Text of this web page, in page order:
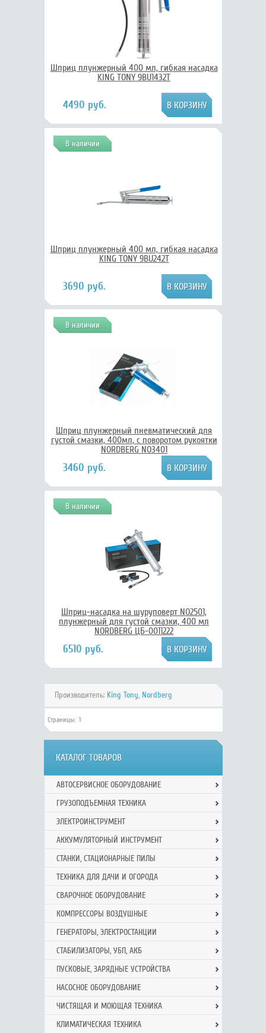
Шприц плунжерный 400 мл, гибкая насадка
KING TONY 9BU1432T
4490 руб.
В наличии
Шприц плунжерный 400 мл, гибкая насадка
KING TONY 9BU242T
3690 руб.
В наличии
Шприц плунжерный пневматический для
густой смазки, 400мл, с поворотом рукоятки
NORDBERG NO3401
3460 руб.
В наличии
Шприц-насадка на шуруповерт NO2501,
плунжерный для густой смазки, 400 мл
NORDBERG ЦБ-0011222
6510 руб.
Производитель: King Tony, Nordberg
Страницы: 1
КАТАЛОГ ТОВАРОВ
АВТОСЕРВИСНОЕ ОБОРУДОВАНИЕ
ГРУЗОПОДЪЕМНАЯ ТЕХНИКА
ЭЛЕКТРОИНСТРУМЕНТ
АККУМУЛЯТОРНЫЙ ИНСТРУМЕНТ
СТАНКИ, СТАЦИОНАРНЫЕ ПИЛЫ
ТЕХНИКА ДЛЯ ДАЧИ И ОГОРОДА
СВАРОЧНОЕ ОБОРУДОВАНИЕ
КОМПРЕССОРЫ ВОЗДУШНЫЕ
ГЕНЕРАТОРЫ, ЭЛЕКТРОСТАНЦИИ
СТАБИЛИЗАТОРЫ, УБП, АКБ
ПУСКОВЫЕ, ЗАРЯДНЫЕ УСТРОЙСТВА
НАСОСНОЕ ОБОРУДОВАНИЕ
ЧИСТЯЩАЯ И МОЮЩАЯ ТЕХНИКА
КЛИМАТИЧЕСКАЯ ТЕХНИКА